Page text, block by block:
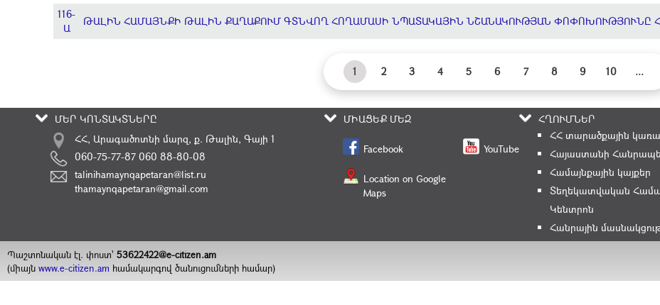
116-
Ա
ԹԱԼԻՆ ՀԱՄԱՅՆՔԻ ԹԱԼԻՆ ՔԱՂԱՔՈՒՄ ԳՏՆՎՈՂ ՀՈՂԱՄԱՍԻ ՆՊԱՏԱԿԱՅԻՆ ՆՇԱՆԱԿՈՒԹՅԱՆ ՓՈՓՈԽՈՒԹՅՈՒՆԸ
1 2 3 4 5 6 7 8 9 10 ...
ՄԵՐ ԿՈՆՏԱԿՏՆԵՐԸ ՄԻԱՑԵՔ ՄԵԶ
ՀՂՈՒՄՆԵՐ
ՀՀ, Արագածոտնի մարզ, ք. Թալին, Գայի 1
060-75-77-87 060 88-80-08
talinihamaynqapetaran@list.ru
thamaynqapetaran@gmail.com
Facebook
Location on Google
Maps
YouTube
ՀՀ տարածքային
Հայաստանի
Համայնքային կայքեր
Տեղեկատվական
Կենտրոն
Հանրային
Պաշտոնական էլ. փոստ` 53622422@e-citizen.am
(միայն www.e-citizen.am համակարգով ծանուցումների համար)